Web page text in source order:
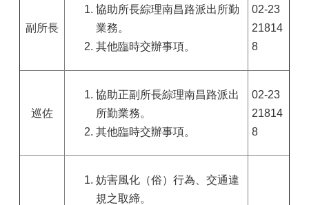
副所長
協助所長綜理南昌路派出所勤
業務。
其他臨時交辦事項。
02-23
21814
8
巡佐
協助正副所長綜理南昌路派出
所勤業務。
其他臨時交辦事項。
02-23
21814
8
妨害風化（俗）行為、交通違
規之取締。